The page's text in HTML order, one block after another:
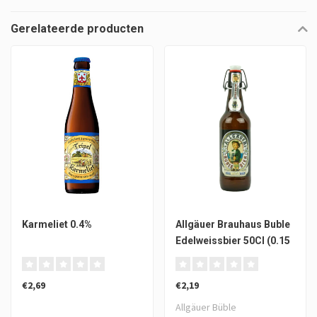
Gerelateerde producten
Karmeliet 0.4%
€2,69
Allgäuer Brauhaus Buble
Edelweissbier 50Cl (0.15
€2,19
Allgäuer Büble